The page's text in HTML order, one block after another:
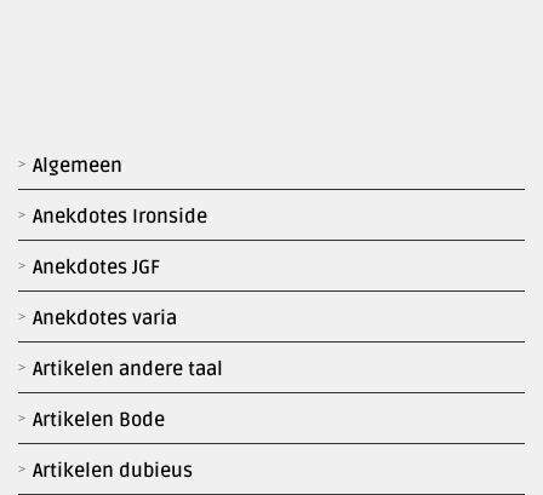
Algemeen
Anekdotes Ironside
Anekdotes JGF
Anekdotes varia
Artikelen andere taal
Artikelen Bode
Artikelen dubieus